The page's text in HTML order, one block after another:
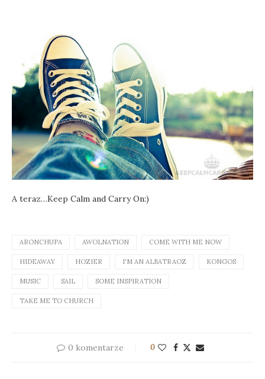
A teraz…Keep Calm and Carry On:)
ARONCHUPA AWOLNATION COME WITH ME NOW
HIDEAWAY HOZIER I'M AN ALBATRAOZ KONGOS
MUSIC SAIL SOME INSPIRATION
TAKE ME TO CHURCH
0 komentarze 0